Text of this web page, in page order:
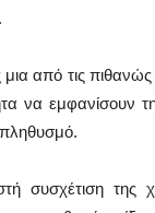
μια από τις
να εμφανίσουν
συσχέτιση της